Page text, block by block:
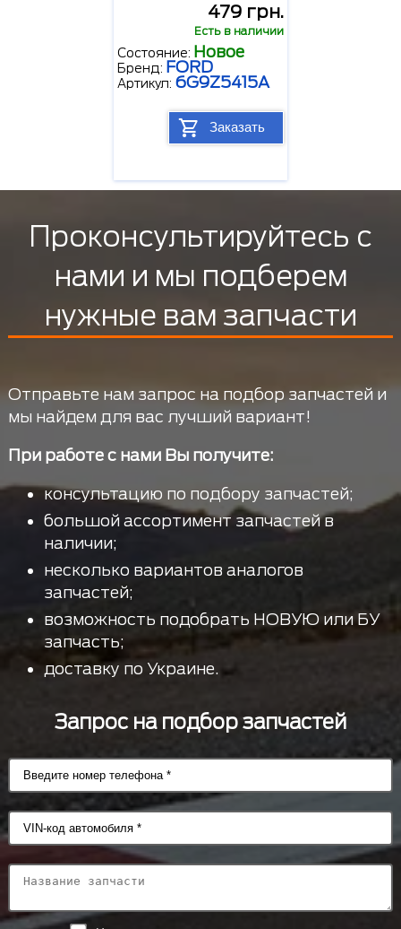
479 грн.
Есть в наличии
Состояние: Новое
Бренд: FORD
Артикул: 6G9Z5415A
Заказать
Проконсультируйтесь с
нами и мы подберем
нужные вам запчасти
Отправьте нам запрос на подбор запчастей и
мы найдем для вас лучший вариант!
При работе с нами Вы получите:
консультацию по подбору запчастей;
большой ассортимент запчастей в
наличии;
несколько вариантов аналогов
запчастей;
возможность подобрать НОВУЮ или БУ
запчасть;
доставку по Украине.
Запрос на подбор запчастей